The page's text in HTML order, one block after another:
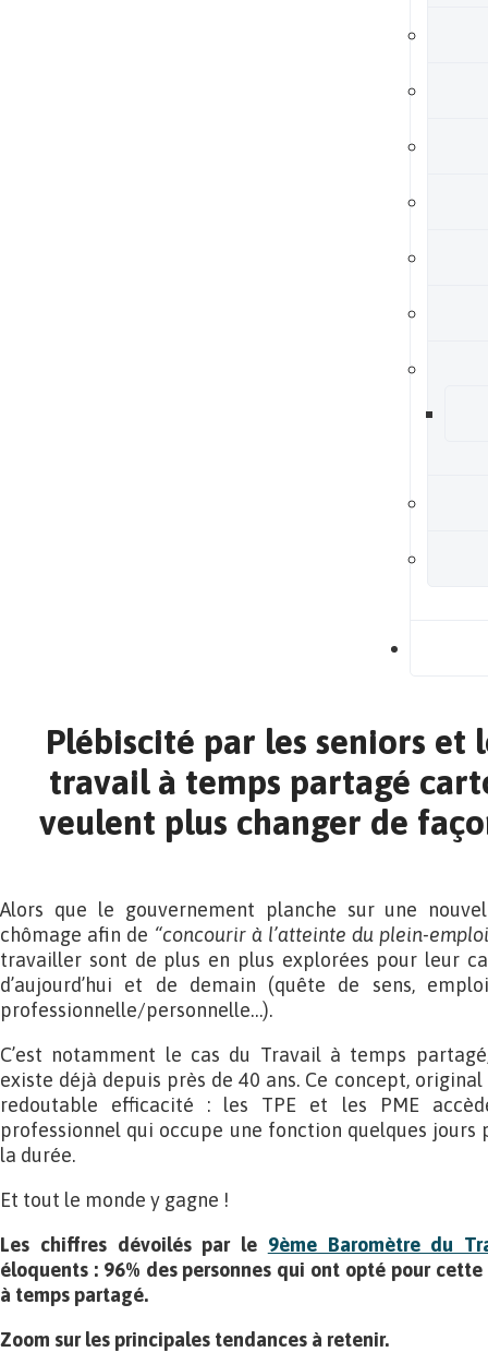
Plébiscité par les seniors et
travail à temps partagé
veulent plus changer de
Alors que le gouvernement planche sur une
chômage afin de “concourir à l’atteinte du plein-
travailler sont de plus en plus explorées pour leur
d’aujourd’hui et de demain (quête de sens,
professionnelle/personnelle…).
C’est notamment le cas du Travail à temps
existe déjà depuis près de 40 ans. Ce concept,
redoutable efficacité : les TPE et les PME
professionnel qui occupe une fonction quelques jours
la durée.
Et tout le monde y gagne !
Les chiffres dévoilés par le 9ème Baromètre du
éloquents : 96% des personnes qui ont opté pour
à temps partagé.
Zoom sur les principales tendances à retenir.